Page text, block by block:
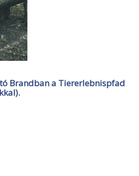
Brandban a Tiererlebnispfad